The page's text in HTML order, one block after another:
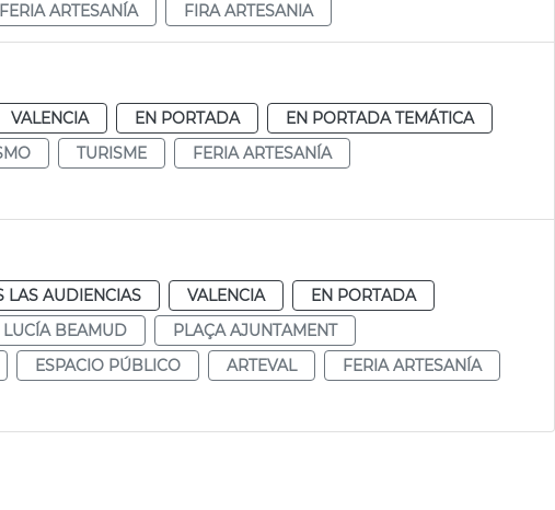
FERIA ARTESANÍA FIRA ARTESANIA
VALENCIA EN PORTADA
EN PORTADA TEMÁTICA
TURISME
FERIA ARTESANÍA
LAS AUDIENCIAS VALENCIA
EN PORTADA
LUCÍA BEAMUD
PLAÇA AJUNTAMENT
ESPACIO PÚBLICO ARTEVAL
FERIA ARTESANÍA